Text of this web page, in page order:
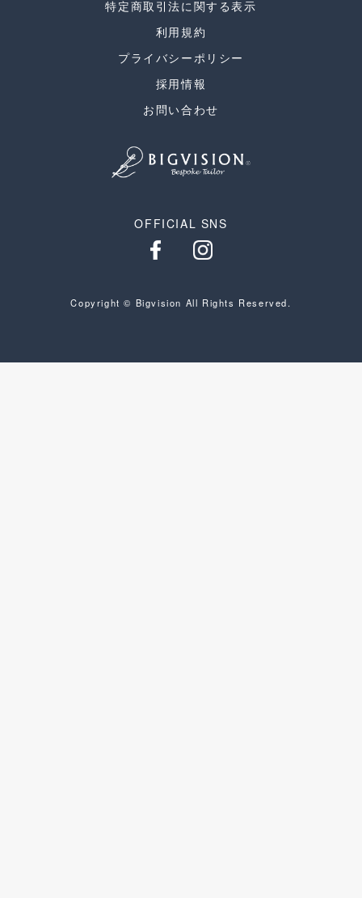
特定商取引法に関する表示
利用規約
プライバシーポリシー
採用情報
お問い合わせ
OFFICIAL SNS
Copyright © Bigvision All Rights Reserved.